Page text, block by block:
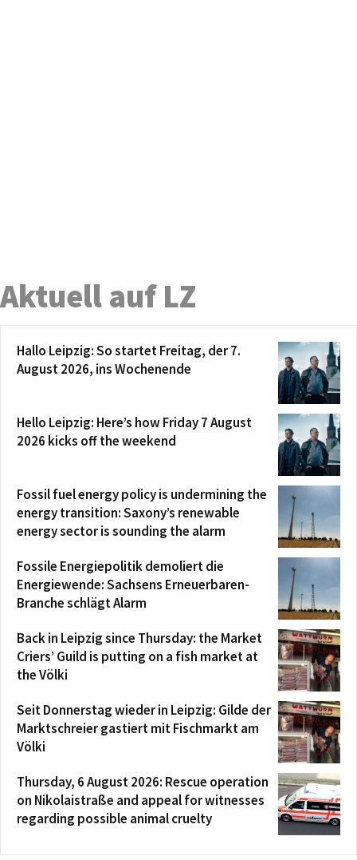
Aktuell auf LZ
Hallo Leipzig: So startet Freitag, der 7.
August 2026, ins Wochenende
Hello Leipzig: Here’s how Friday 7 August
2026 kicks off the weekend
Fossil fuel energy policy is undermining the
energy transition: Saxony’s renewable
energy sector is sounding the alarm
Fossile Energiepolitik demoliert die
Energiewende: Sachsens Erneuerbaren-
Branche schlägt Alarm
Back in Leipzig since Thursday: the Market
Criers’ Guild is putting on a fish market at
the Völki
Seit Donnerstag wieder in Leipzig: Gilde der
Marktschreier gastiert mit Fischmarkt am
Völki
Thursday, 6 August 2026: Rescue operation
on Nikolaistraße and appeal for witnesses
regarding possible animal cruelty